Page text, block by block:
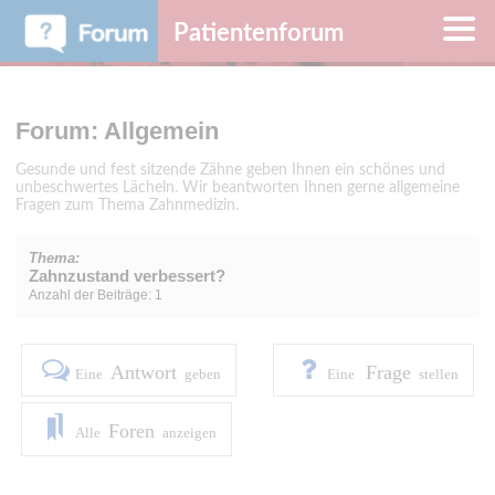
Patientenforum
Forum: Allgemein
Gesunde und fest sitzende Zähne geben Ihnen ein schönes und
unbeschwertes Lächeln. Wir beantworten Ihnen gerne allgemeine
Fragen zum Thema Zahnmedizin.
Thema:
Zahnzustand verbessert?
Anzahl der Beiträge: 1
Eine Antwort geben Eine Frage stellen
Alle Foren anzeigen